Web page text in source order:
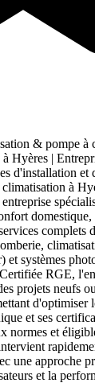
& pompe à
Hyères |
d'installation et
à
domestique,
complets
et systèmes
RGE,
projets neufs
d'optimiser
et ses
normes et
une approche
et la